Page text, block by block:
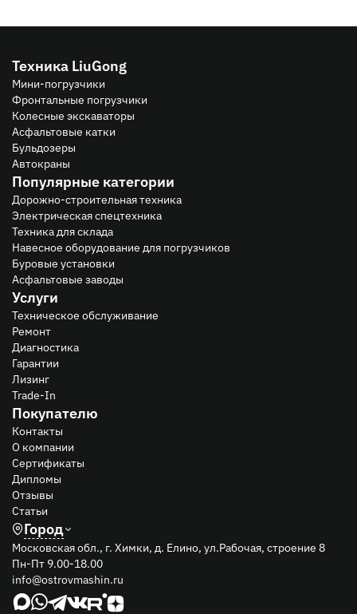
Техника LiuGong
Мини-погрузчики
Фронтальные погрузчики
Колесные экскаваторы
Асфальтовые катки
Бульдозеры
Автокраны
Популярные категории
Дорожно-строительная техника
Электрическая спецтехника
Техника для склада
Навесное оборудование для погрузчиков
Буровые установки
Асфальтовые заводы
Услуги
Техническое обслуживание
Ремонт
Диагностика
Гарантии
Лизинг
Trade-In
Покупателю
Контакты
О компании
Сертификаты
Дипломы
Отзывы
Статьи
Город
Московская обл., г. Химки, д. Елино, ул.Рабочая, строение 8
Пн-Пт 9.00-18.00
info@ostrovmashin.ru